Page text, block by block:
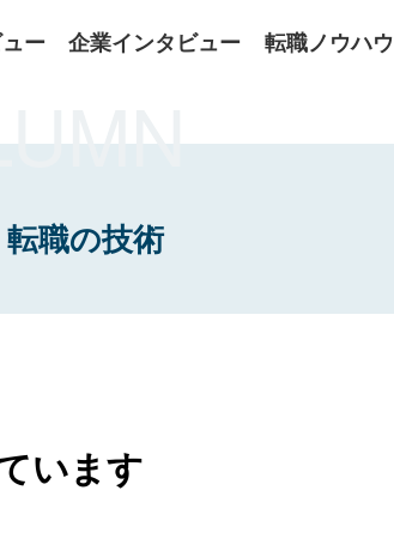
ー 企業インタビュー 転職ノウハウ
職の技術
います